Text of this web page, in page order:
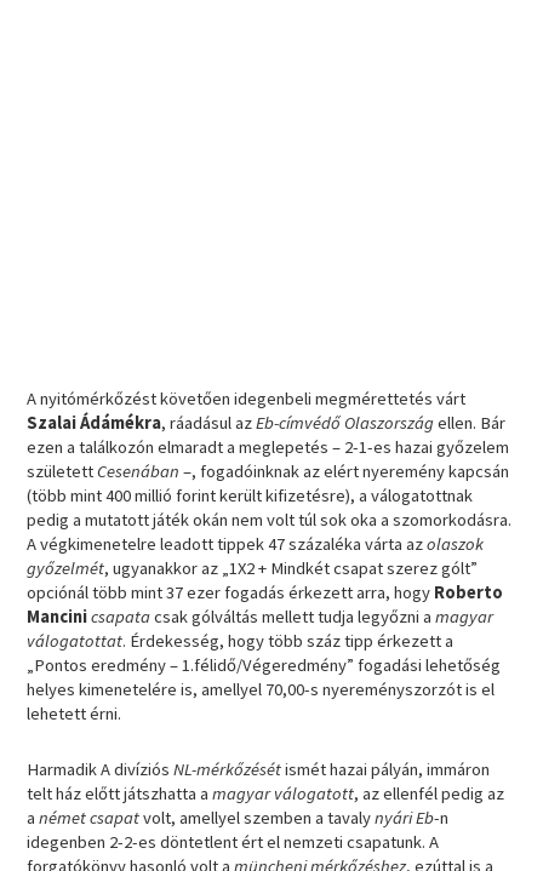
A nyitómérkőzést követően idegenbeli megmérettetés várt
Szalai Ádámékra, ráadásul azEb-címvédő Olaszországellen. Bár
ezen a találkozón elmaradt a meglepetés – 2-1-es hazai győzelem
születettCesenában–, fogadóinknak az elért nyeremény kapcsán
(több mint 400 millió forint került kifizetésre), a válogatottnak
pedig a mutatott játék okán nem volt túl sok oka a szomorkodásra.
A végkimenetelre leadott tippek 47 százaléka várta azolaszok
győzelmét, ugyanakkor az „1X2 + Mindkét csapat szerez gólt”
opciónál több mint 37 ezer fogadás érkezett arra, hogy Roberto
Mancinicsapatacsak gólváltás mellett tudja legyőzni amagyar
válogatottat. Érdekesség, hogy több száz tipp érkezett a
„Pontos eredmény – 1.félidő/Végeredmény” fogadási lehetőség
helyes kimenetelére is, amellyel 70,00-s nyereményszorzót is el
lehetett érni.
Harmadik A divíziósNL-mérkőzésétismét hazai pályán, immáron
telt ház előtt játszhatta amagyar válogatott, az ellenfél pedig az
anémet csapatvolt, amellyel szemben a tavalynyári Eb-n
idegenben 2-2-es döntetlent ért el nemzeti csapatunk. A
forgatókönyv hasonló volt amüncheni mérkőzéshez, ezúttal is a